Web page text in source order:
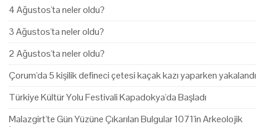
4 Ağustos'ta neler oldu?
3 Ağustos'ta neler oldu?
2 Ağustos'ta neler oldu?
Çorum'da 5 kişilik defineci çetesi kaçak kazı yaparken yakalandı
Türkiye Kültür Yolu Festivali Kapadokya'da Başladı
Malazgirt'te Gün Yüzüne Çıkarılan Bulgular 1071'in Arkeolojik